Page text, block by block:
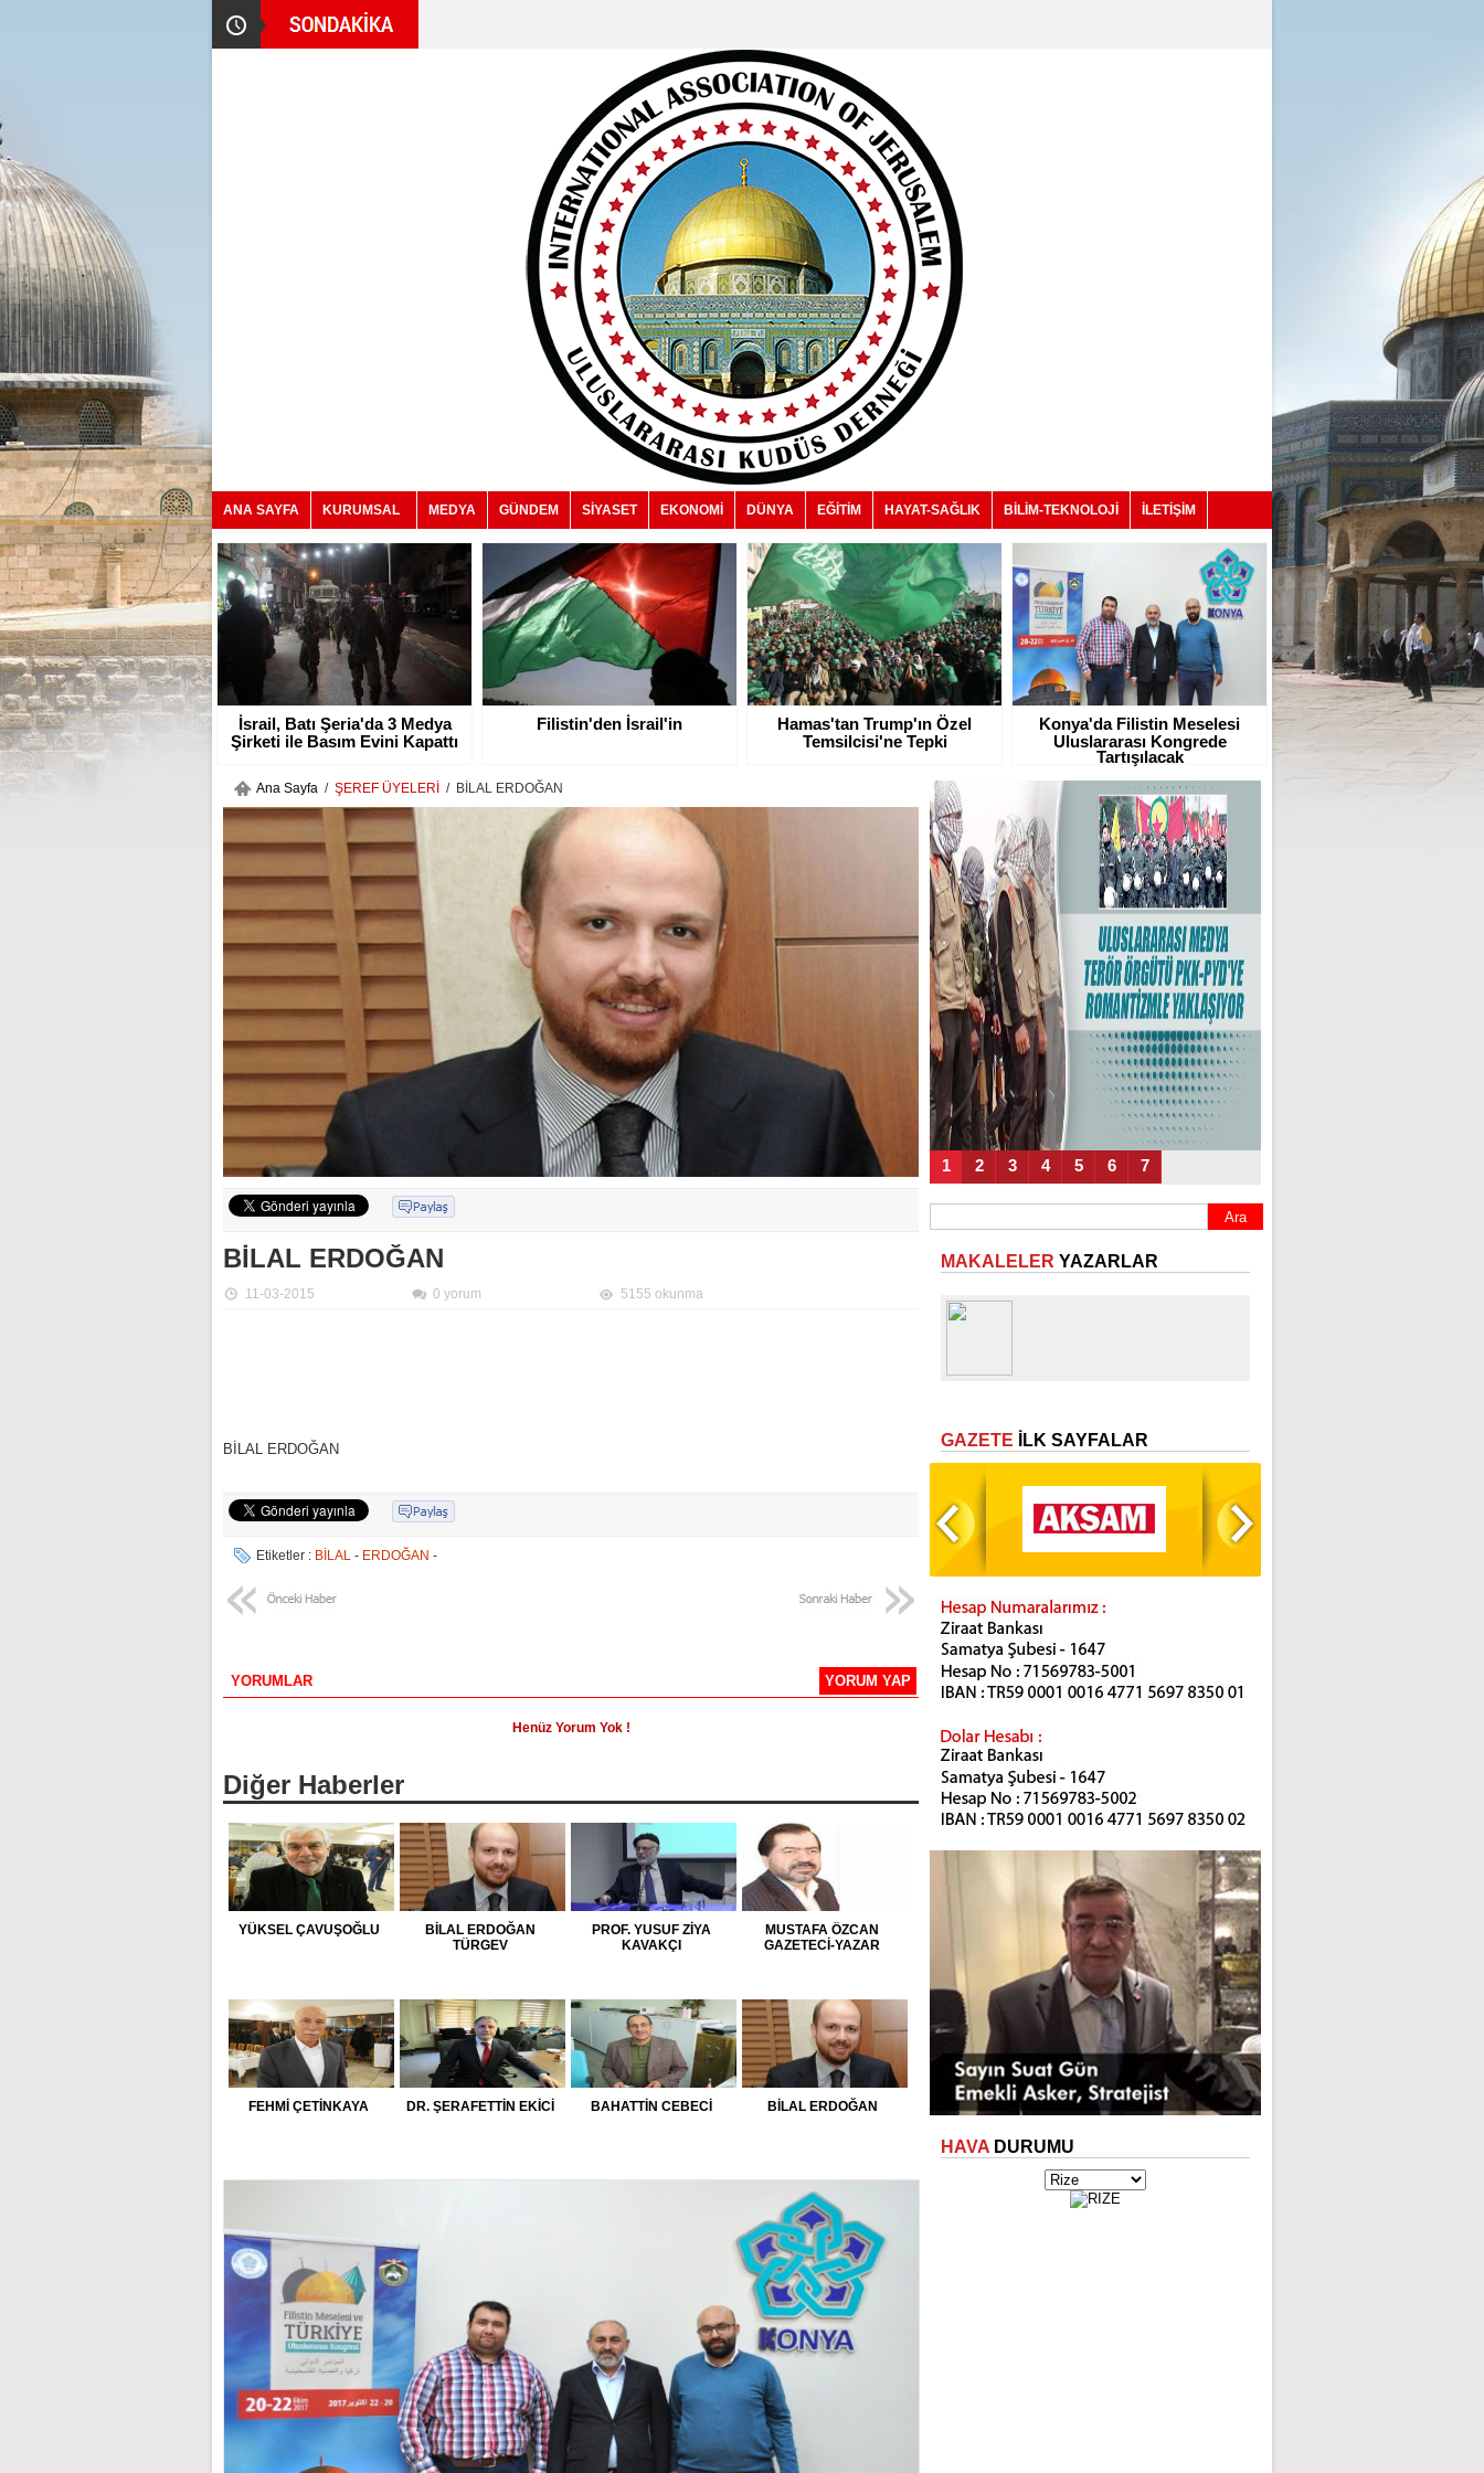
ANA SAYFA KURUMSAL MEDYA GÜNDEM SİYASET EKONOMİ DÜNYA EĞİTİM HAYAT-SAĞLIK BİLİM-TEKNOLOJİ İLETİŞİM
İsrail, Batı Şeria'da 3 Medya
Şirketi ile Basım Evini Kapattı
Filistin'den İsrail'in Hamas'tan Trump'ın Özel
Temsilcisi'ne Tepki
Konya'da Filistin Meselesi
Uluslararası Kongrede
Tartışılacak
Ana Sayfa / ŞEREF ÜYELERİ / BİLAL ERDOĞAN
BİLAL ERDOĞAN
11-03-2015 0 yorum 5155 okunma
BİLAL ERDOĞAN
Etiketler : BİLAL - ERDOĞAN -
YORUMLAR YORUM YAP
Henüz Yorum Yok !
Diğer Haberler
YÜKSEL ÇAVUŞOĞLU
BİLAL ERDOĞAN
TÜRGEV
PROF. YUSUF ZİYA
KAVAKÇI
MUSTAFA ÖZCAN
GAZETECİ-YAZAR
FEHMİ ÇETİNKAYA DR. ŞERAFETTİN EKİCİ BAHATTİN CEBECİ BİLAL ERDOĞAN
1 2 3 4 5 6 7
MAKALELER YAZARLAR
GAZETE İLK SAYFALAR
HAVA DURUMU